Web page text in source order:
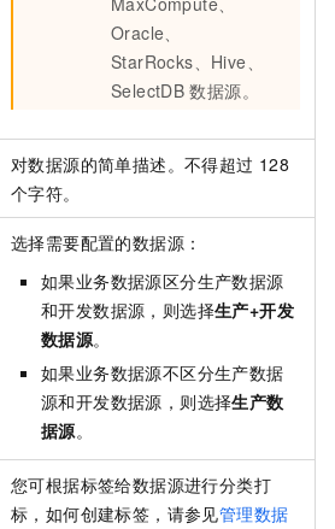
Oracle、
StarRocks、Hive、
SelectDB 数据源。
对数据源的简单描述。不得超过 128
个字符。
选择需要配置的数据源：
如果业务数据源区分生产数据源
和开发数据源，则选择生产+开发
数据源。
如果业务数据源不区分生产数据
源和开发数据源，则选择生产数
据源。
您可根据标签给数据源进行分类打
标，如何创建标签，请参见管理数据